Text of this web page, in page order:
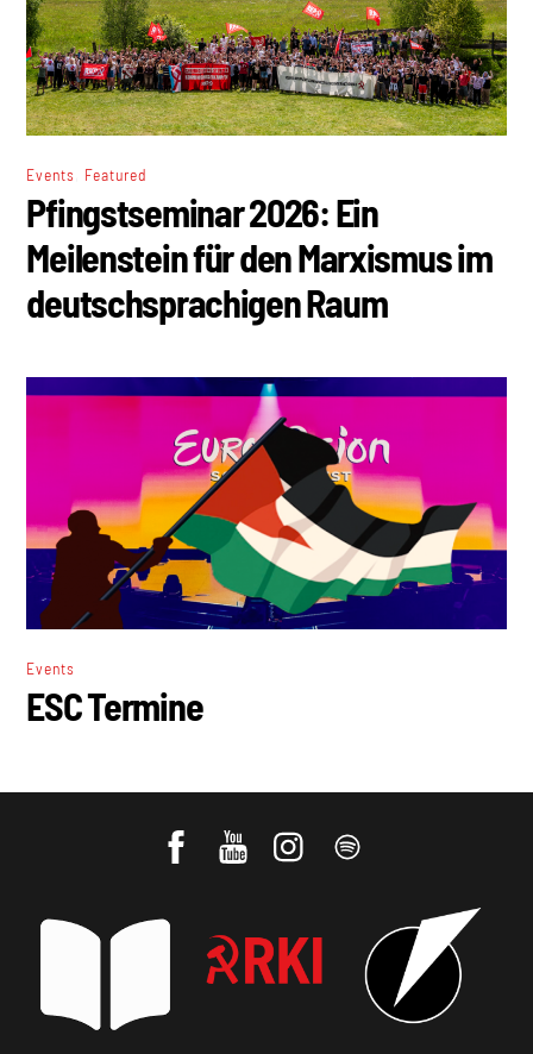
Events Featured
Pfingstseminar 2026: Ein
Meilenstein für den Marxismus im
deutschsprachigen Raum
Events
ESC Termine